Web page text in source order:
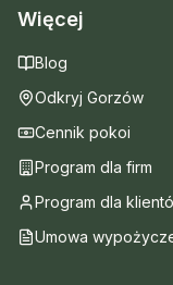
Więcej
Blog
Odkryj Gorzów
Cennik pokoi
Program dla firm
Program dla
Umowa